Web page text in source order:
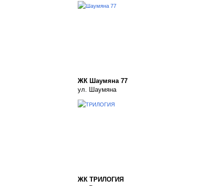
ЖК Шаумяна 77
ул. Шаумяна
ЖК ТРИЛОГИЯ